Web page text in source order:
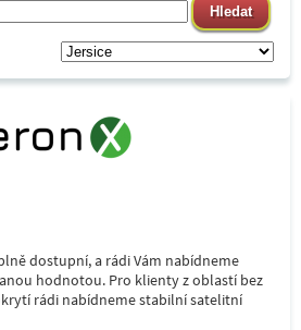
dostupní, a rádi Vám nabídneme
hodnotou. Pro klienty z oblastí bez
rádi nabídneme stabilní satelitní